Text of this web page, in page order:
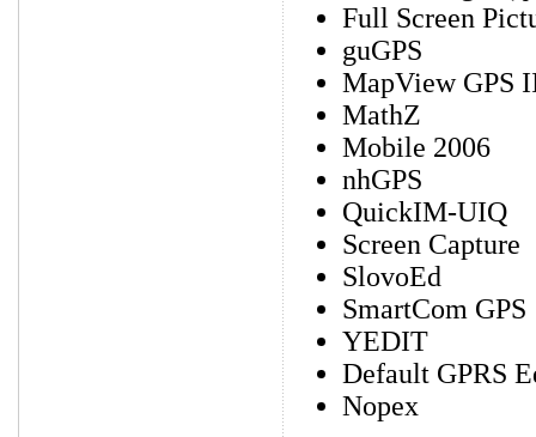
Full Screen
guGPS
MapView GPS
MathZ
Mobile 2006
nhGPS
QuickIM-UIQ
Screen Capture
SlovoEd
SmartCom GPS
YEDIT
Default GPRS
Nopex